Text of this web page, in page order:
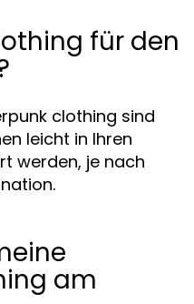
für den
clothing sind
leicht in Ihren
werden, je nach
am